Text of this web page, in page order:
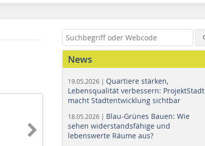
News
19.05.2026 | Quartiere stärken,
Lebensqualität verbessern: ProjektStadt
macht Stadtentwicklung sichtbar
18.05.2026 | Blau-Grünes Bauen: Wie
sehen widerstandsfähige und
lebenswerte Räume aus?